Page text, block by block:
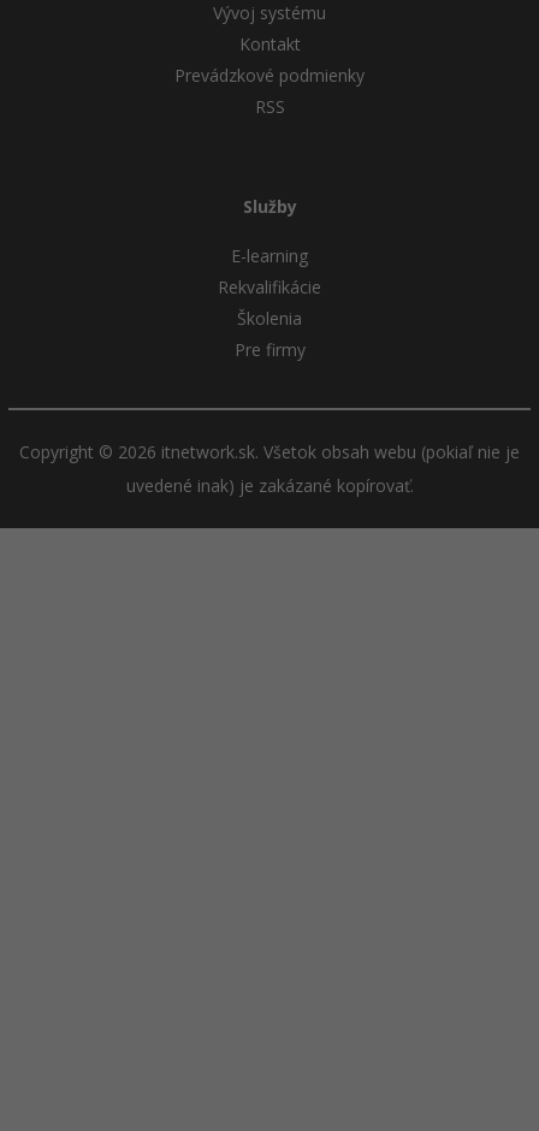
Vývoj systému
Kontakt
Prevádzkové podmienky
RSS
Služby
E-learning
Rekvalifikácie
Školenia
Pre firmy
Copyright © 2026 itnetwork.sk. Všetok obsah webu (pokiaľ nie je
uvedené inak) je zakázané kopírovať.